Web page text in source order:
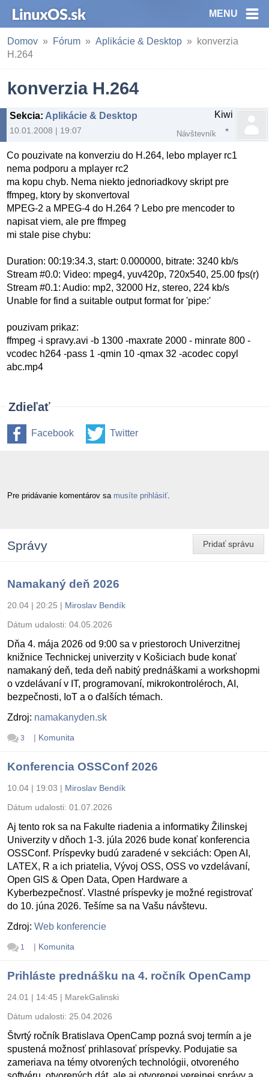
MENU
Domov Fórum Aplikácie & Desktop
konverzia
H.264
konverzia H.264
Sekcia: Aplikácie & Desktop
10.01.2008 | 19:07
Kiwi
Návštevník
Co pouzivate na konverziu do H.264, lebo mplayer rc1
nema podporu a mplayer rc2
ma kopu chyb. Nema niekto jednoriadkovy skript pre
ffmpeg, ktory by skonvertoval
MPEG-2 a MPEG-4 do H.264 ? Lebo pre mencoder to
napisat viem, ale pre ffmpeg
mi stale pise chybu:
Duration: 00:19:34.3, start: 0.000000, bitrate: 3240 kb/s
Stream #0.0: Video: mpeg4, yuv420p, 720x540, 25.00 fps(r)
Stream #0.1: Audio: mp2, 32000 Hz, stereo, 224 kb/s
Unable for find a suitable output format for 'pipe:'
pouzivam prikaz:
ffmpeg -i spravy.avi -b 1300 -maxrate 2000 - minrate 800 -
vcodec h264 -pass 1 -qmin 10 -qmax 32 -acodec copyl
abc.mp4
Zdieľať
Facebook Twitter
Pre pridávanie komentárov sa musíte prihlásiť
Pridať správu
Správy
Namakaný deň 2026
20.04 | 20:25 | Miroslav Bendík
Dátum udalosti: 04.05.2026
Dňa 4. mája 2026 od 9:00 sa v priestoroch Univerzitnej
knižnice Technickej univerzity v Košiciach bude konať
namakaný deň, teda deň nabitý prednáškami a workshopmi
o vzdelávaní v IT, programovaní, mikrokontroléroch, AI,
bezpečnosti, IoT a o ďalších témach.
Zdroj: namakanyden.sk
3 | Komunita
Konferencia OSSConf 2026
10.04 | 19:03 | Miroslav Bendík
Dátum udalosti: 01.07.2026
Aj tento rok sa na Fakulte riadenia a informatiky Žilinskej
Univerzity v dňoch 1-3. júla 2026 bude konať konferencia
OSSConf. Príspevky budú zaradené v sekciách: Open AI,
LATEX, R a ich priatelia, Vývoj OSS, OSS vo vzdelávaní,
Open GIS & Open Data, Open Hardware a
Kyberbezpečnosť. Vlastné príspevky je možné registrovať
do 10. júna 2026. Tešíme sa na Vašu návštevu.
Zdroj: Web konferencie
1 | Komunita
Prihláste prednášku na 4. ročník OpenCamp
24.01 | 14:45 | MarekGalinski
Dátum udalosti: 25.04.2026
Štvrtý ročník Bratislava OpenCamp pozná svoj termín a je
spustená možnosť prihlasovať príspevky. Podujatie sa
zameriava na témy otvorených technológii, otvoreného